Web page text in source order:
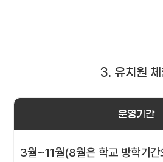
3. 유치원 체
운영기간
3월~11월(8월은 학교 방학기간